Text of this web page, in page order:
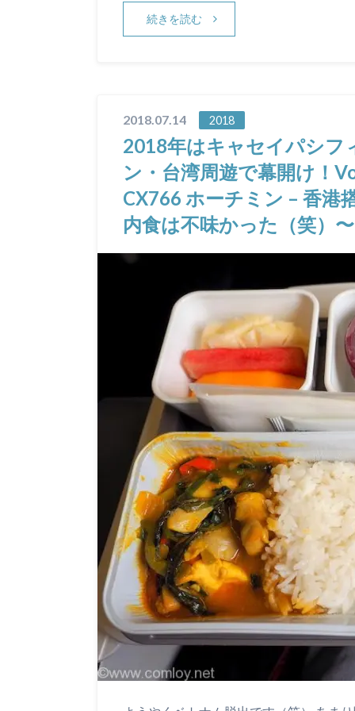
続きを読む
2018.07.14 2018
2018年はキャセイパシフ
ン・台湾周遊で幕開け！
CX766 ホーチミン – 香港
内食は不味かった（笑）〜